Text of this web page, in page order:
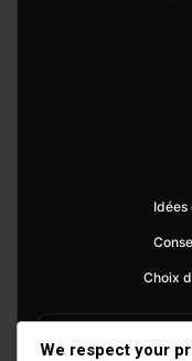
Idées
Choix
We respect your